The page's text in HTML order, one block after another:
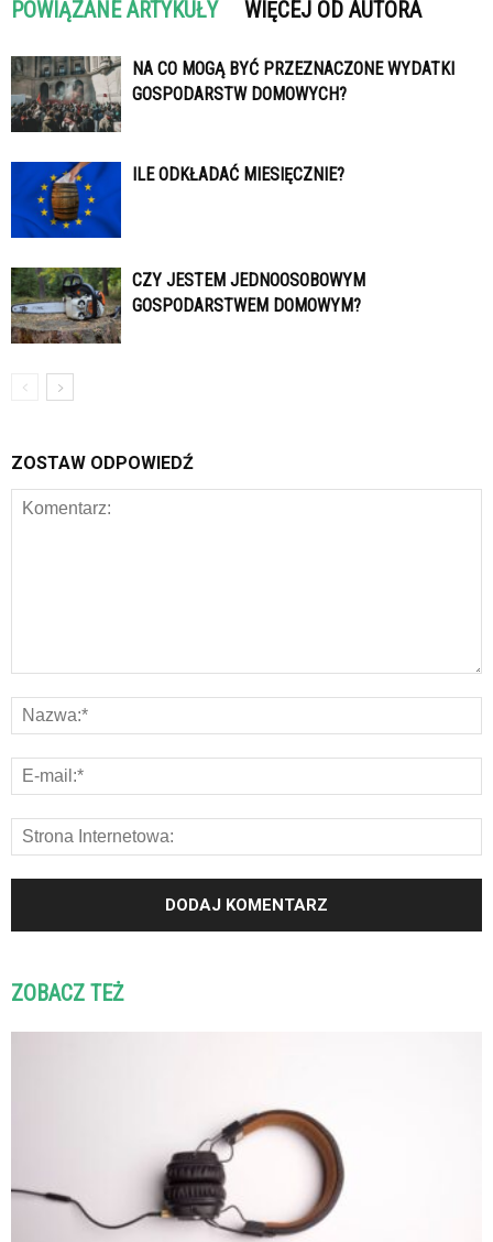
POWIĄZANE ARTYKUŁY WIĘCEJ OD AUTORA
NA CO MOGĄ BYĆ PRZEZNACZONE WYDATKI
GOSPODARSTW DOMOWYCH?
ILE ODKŁADAĆ MIESIĘCZNIE?
CZY JESTEM JEDNOOSOBOWYM
GOSPODARSTWEM DOMOWYM?
ZOSTAW ODPOWIEDŹ
ZOBACZ TEŻ